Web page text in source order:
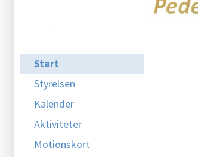
Start
Styrelsen
Kalender
Aktiviteter
Motionskort